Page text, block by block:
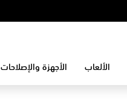
الألعاب الأجهزة والإصلاحات